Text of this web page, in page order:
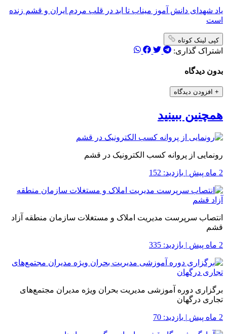
یاد شهدای دانش آموز میناب تا ابد در قلب مردم ایران و قشم زنده
است
کپی لینک کوتاه
اشتراک گذاری:
بدون دیدگاه
+ افزودن دیدگاه
همچنین ببینید
رونمایی از پروانه کسب الکترونیک در قشم
2 ماه پیش | بازدید: 152
انتصاب سرپرست مدیریت املاک و مستغلات سازمان منطقه آزاد
قشم
2 ماه پیش | بازدید: 335
برگزاری دوره آموزشی مدیریت بحران ویژه مدیران مجتمع‌های
تجاری درگهان
2 ماه پیش | بازدید: 70